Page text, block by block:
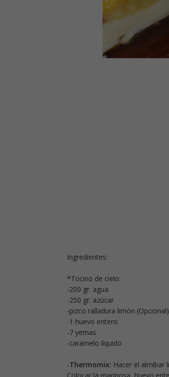
Ingredientes:
*Tocino de cielo:
-200 gr. agua
-250 gr. azúcar
-pizco ralladura limón (Opcional)
-1 huevo entero
-7 yemas
-caramelo líquido
-Thermomix: Hacer el almíbar